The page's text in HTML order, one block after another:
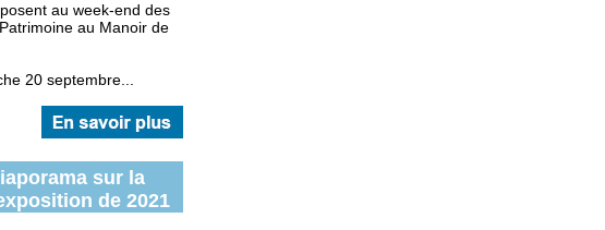
au week-end des
au Manoir de
20 septembre...
sur la
de 2021